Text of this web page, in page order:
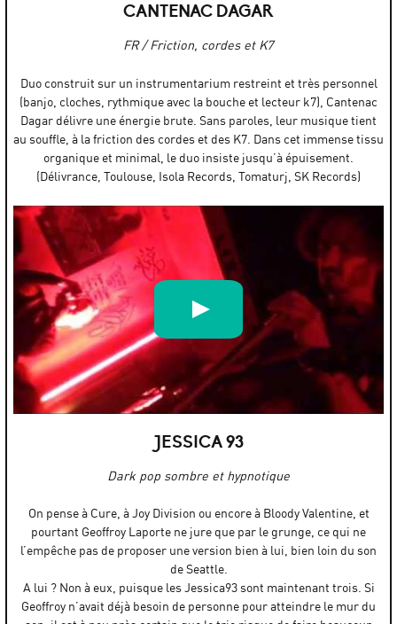
CANTENAC DAGAR
FR / Friction, cordes et K7
Duo construit sur un instrumentarium restreint et très personnel
(banjo, cloches, rythmique avec la bouche et lecteur k7), Cantenac
Dagar délivre une énergie brute. Sans paroles, leur musique tient
au souffle, à la friction des cordes et des K7. Dans cet immense tissu
organique et minimal, le duo insiste jusqu’à épuisement.
(Délivrance, Toulouse, Isola Records, Tomaturj, SK Records)
JESSICA 93
Dark pop sombre et hypnotique
On pense à Cure, à Joy Division ou encore à Bloody Valentine, et
pourtant Geoffroy Laporte ne jure que par le grunge, ce qui ne
l’empêche pas de proposer une version bien à lui, bien loin du son
de Seattle.
A lui ? Non à eux, puisque les Jessica93 sont maintenant trois. Si
Geoffroy n’avait déjà besoin de personne pour atteindre le mur du